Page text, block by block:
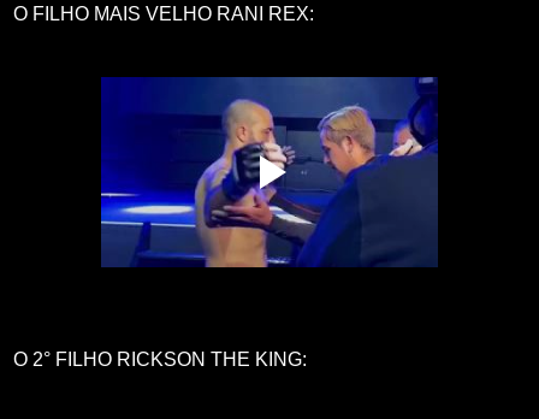
O FILHO MAIS VELHO RANI REX:
O 2° FILHO RICKSON THE KING: